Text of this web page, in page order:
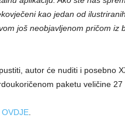
kao jedan od
još neobjavljenom pričom iz
autor će nuditi i posebno
paketu veličine 27
OVDJE.